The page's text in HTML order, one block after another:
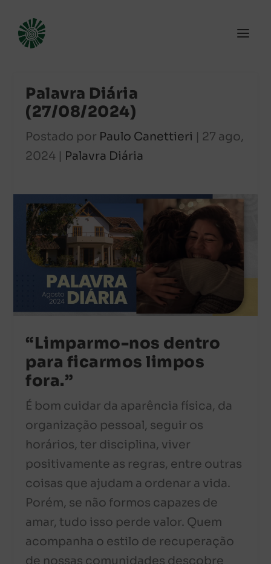
Palavra Diária
(27/08/2024)
Postado por Paulo Canettieri | 27 ago,
2024 | Palavra Diária
“Limparmo-nos dentro
para ficarmos limpos
fora.”
É bom cuidar da aparência física, da
organização pessoal, seguir os
horários, ter disciplina, viver
positivamente as regras, entre outras
coisas que ajudam a ordenar a vida.
Porém, se não formos capazes de
amar, tudo isso perde valor. Quem
acompanha o estilo de recuperação
de nossas comunidades descobre